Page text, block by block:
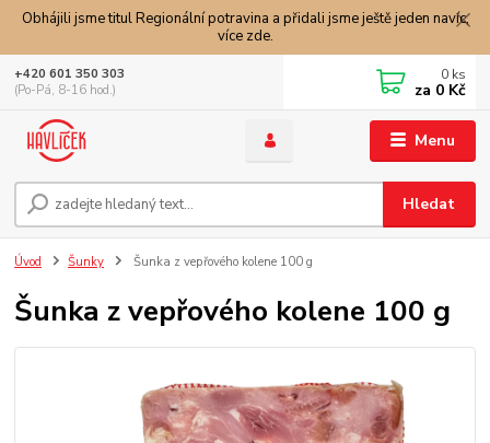
Obhájili jsme titul Regionální potravina a přidali jsme ještě jeden navíc,
více zde.
Menu
Hledat
+420 601 350 303
(Po-Pá, 8-16 hod.)
0 ks
za 0 Kč
Úvod Šunky Šunka z vepřového kolene 100 g
Šunka z vepřového kolene 100 g